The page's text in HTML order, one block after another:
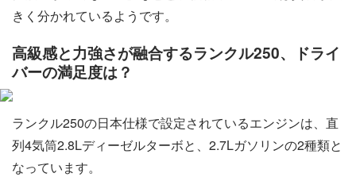
きく分かれているようです。
高級感と力強さが融合するランクル250、ドライ
バーの満足度は？
ランクル250の日本仕様で設定されているエンジンは、直
列4気筒2.8Lディーゼルターボと、2.7Lガソリンの2種類と
なっています。